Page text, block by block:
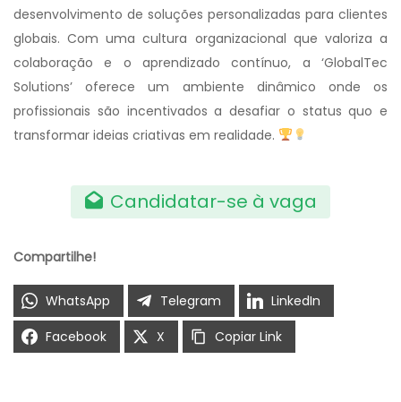
desenvolvimento de soluções personalizadas para clientes
globais. Com uma cultura organizacional que valoriza a
colaboração e o aprendizado contínuo, a ‘GlobalTec
Solutions’ oferece um ambiente dinâmico onde os
profissionais são incentivados a desafiar o status quo e
transformar ideias criativas em realidade.
Candidatar-se à vaga
Compartilhe!
WhatsApp Telegram
LinkedIn
Facebook
X Copiar Link